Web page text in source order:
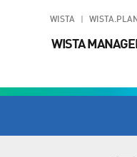
WISTA WISTA.PLAN
WISTA